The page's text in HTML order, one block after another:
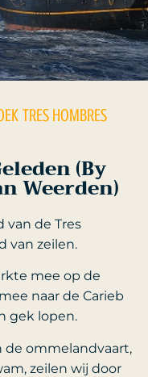
TRES HOMBRES
(by
Weerden)
van de Tres
van zeilen.
mee op de
naar de Carieb
gek lopen.
de ommelandvaart,
zeilen wij door